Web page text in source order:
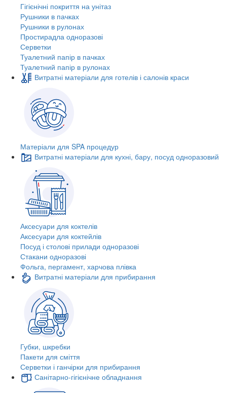
Гігієнічні покриття на унітаз
Рушники в пачках
Рушники в рулонах
Простирадла одноразові
Серветки
Туалетний папір в пачках
Туалетний папір в рулонах
Витратні матеріали для готелів і салонів краси
Матеріали для SPA процедур
Витратні матеріали для кухні, бару, посуд одноразовий
Аксесуари для коктелів
Аксесуари для коктейлів
Посуд і столові прилади одноразові
Стакани одноразові
Фольга, пергамент, харчова плівка
Витратні матеріали для прибирання
Губки, шкребки
Пакети для сміття
Серветки і ганчірки для прибирання
Санітарно-гігієнічне обладнання